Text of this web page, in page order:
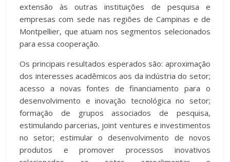
extensão às outras instituições de pesquisa e
empresas com sede nas regiões de Campinas e de
Montpellier, que atuam nos segmentos selecionados
para essa cooperação.
Os principais resultados esperados são: aproximação
dos interesses acadêmicos aos da indústria do setor;
acesso a novas fontes de financiamento para o
desenvolvimento e inovação tecnológica no setor;
formação de grupos associados de pesquisa,
estimulando parcerias, joint ventures e investimentos
no setor; estimular o desenvolvimento de novos
produtos e promover processos inovativos